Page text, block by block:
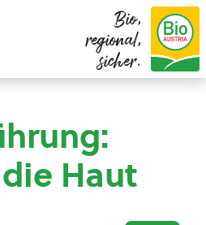
Bio,
regional,
sicher.
Haut